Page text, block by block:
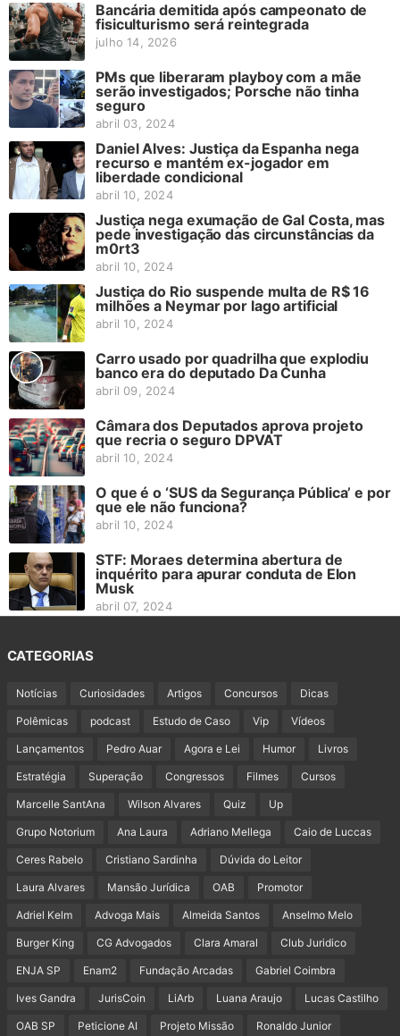
Bancária demitida após campeonato de
fisiculturismo será reintegrada
julho 14, 2026
PMs que liberaram playboy com a mãe
serão investigados; Porsche não tinha
seguro
abril 03, 2024
Daniel Alves: Justiça da Espanha nega
recurso e mantém ex-jogador em
liberdade condicional
abril 10, 2024
Justiça nega exumação de Gal Costa, mas
pede investigação das circunstâncias da
m0rt3
abril 10, 2024
Justiça do Rio suspende multa de R$ 16
milhões a Neymar por lago artificial
abril 10, 2024
Carro usado por quadrilha que explodiu
banco era do deputado Da Cunha
abril 09, 2024
Câmara dos Deputados aprova projeto
que recria o seguro DPVAT
abril 10, 2024
O que é o ‘SUS da Segurança Pública’ e por
que ele não funciona?
abril 10, 2024
STF: Moraes determina abertura de
inquérito para apurar conduta de Elon
Musk
abril 07, 2024
CATEGORIAS
Notícias Curiosidades Artigos Concursos Dicas
Polêmicas podcast Estudo de Caso Vip Vídeos
Lançamentos Pedro Auar Agora e Lei Humor Livros
Estratégia Superação Congressos Filmes Cursos
Marcelle SantAna Wilson Alvares Quiz Up
Grupo Notorium Ana Laura Adriano Mellega Caio de Luccas
Ceres Rabelo Cristiano Sardinha Dúvida do Leitor
Laura Alvares Mansão Jurídica OAB Promotor
Adriel Kelm Advoga Mais Almeida Santos Anselmo Melo
Burger King CG Advogados Clara Amaral Club Juridico
ENJA SP Enam2 Fundação Arcadas Gabriel Coimbra
Ives Gandra JurisCoin LiArb Luana Araujo Lucas Castilho
OAB SP Peticione AI Projeto Missão Ronaldo Junior